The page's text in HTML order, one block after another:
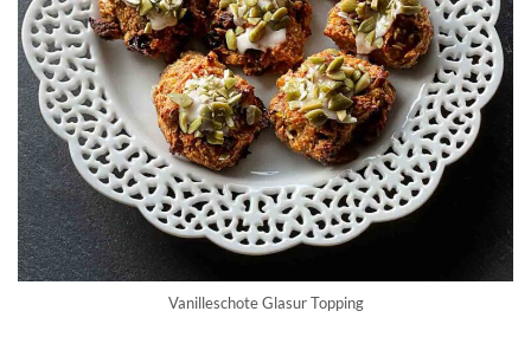
Vanilleschote Glasur Topping